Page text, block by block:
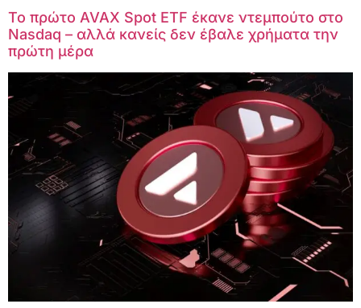
Το πρώτο AVAX Spot ETF έκανε ντεμπούτο στο
Nasdaq – αλλά κανείς δεν έβαλε χρήματα την
πρώτη μέρα